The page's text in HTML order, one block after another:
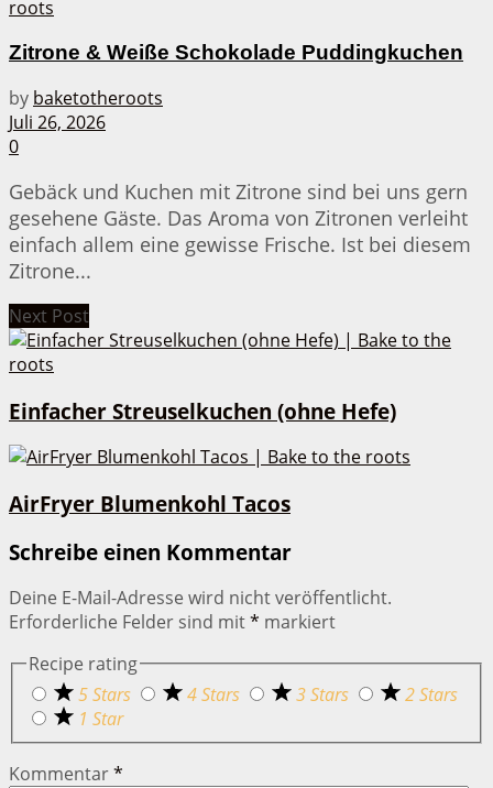
Zitrone & Weiße Schokolade Puddingkuchen
by baketotheroots
Juli 26, 2026
0
Gebäck und Kuchen mit Zitrone sind bei uns gern
gesehene Gäste. Das Aroma von Zitronen verleiht
einfach allem eine gewisse Frische. Ist bei diesem
Zitrone...
Next Post
Einfacher Streuselkuchen (ohne Hefe)
AirFryer Blumenkohl Tacos
Schreibe einen Kommentar
Deine E-Mail-Adresse wird nicht veröffentlicht.
Erforderliche Felder sind mit* markiert
Recipe rating
5 Stars
4 Stars 3 Stars
2 Stars
1 Star
Kommentar*